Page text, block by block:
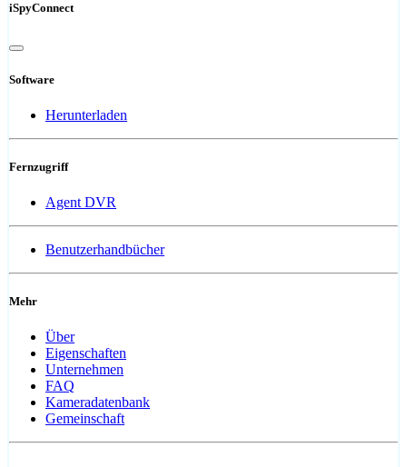
iSpyConnect
Software
Herunterladen
Fernzugriff
Agent DVR
Benutzerhandbücher
Mehr
Über
Eigenschaften
Unternehmen
FAQ
Kameradatenbank
Gemeinschaft